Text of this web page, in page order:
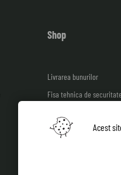
Shop
Livrarea bunurilor
Fisa tehnica de securitate
Garanția calității: 100%
Acest